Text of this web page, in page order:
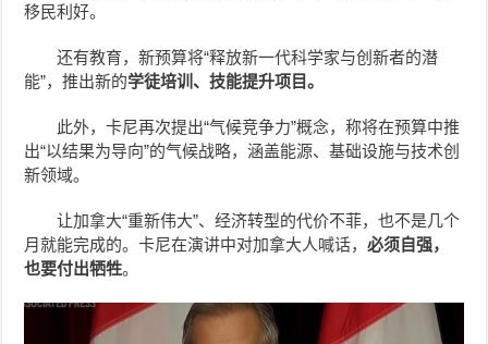
移民利好。
还有教育，新预算将“释放新一代科学家与创新者的潜
能”，推出新的学徒培训、技能提升项目。
此外，卡尼再次提出“气候竞争力”概念，称将在预算中推
出“以结果为导向”的气候战略，涵盖能源、基础设施与技术创
新领域。
让加拿大“重新伟大”、经济转型的代价不菲，也不是几个
月就能完成的。卡尼在演讲中对加拿大人喊话，必须自强，
也要付出牺牲。